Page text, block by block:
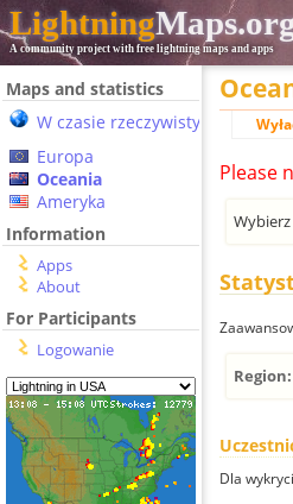
Lightning
A community project with free lightning maps and apps
Maps and statistics
W czasie rzeczywistym
Europa
Oceania
Ameryka
Information
Apps
About
For Participants
Logowanie
Please
Region:
Dla